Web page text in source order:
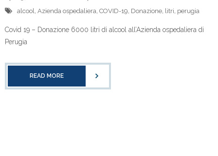
alcool
Azienda ospedaliera COVID-19 Donazione litri perugia
Covid 19 – Donazione 6000 litri di alcool all’Azienda ospedaliera di
Perugia
READ MORE